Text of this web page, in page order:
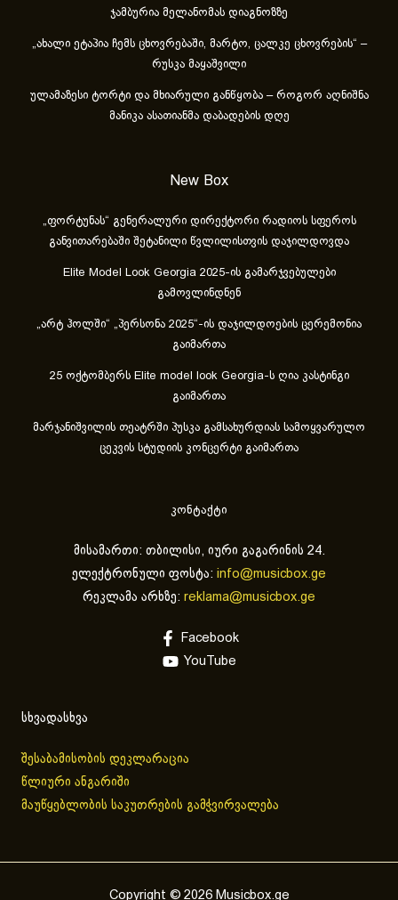
ჯამბურია მელანომას დიაგნოზზე
„ახა­ლი ეტა­პია ჩემს ცხოვ­რე­ბა­ში, მარ­ტო, ცალ­კე ცხოვ­რე­ბის“ –
რუსკა მაყაშვილი
ულამაზესი ტორტი და მხიარული განწყობა – როგორ აღნიშნა
მანიკა ასათიანმა დაბადების დღე
New Box
„ფორტუნას“ გენერალური დირექტორი რადიოს სფეროს
განვითარებაში შეტანილი წვლილისთვის დაჯილდოვდა
Elite Model Look Georgia 2025-ის გამარჯვებულები
გამოვლინდნენ
„არტ ჰოლში“ „პერსონა 2025“-ის დაჯილდოების ცერემონია
გაიმართა
25 ოქტომბერს Elite model look Georgia-ს ღია კასტინგი
გაიმართა
მარჯანიშვილის თეატრში პუსკა გამსახურდიას სამოყვარულო
ცეკვის სტუდიის კონცერტი გაიმართა
კონტაქტი
მისამართი: თბილისი, იური გაგარინის 24.
ელექტრონული ფოსტა: info@musicbox.ge
რეკლამა არხზე: reklama@musicbox.ge
Facebook
YouTube
სხვადასხვა
შესაბამისობის დეკლარაცია
წლიური ანგარიში
მაუწყებლობის საკუთრების გამჭვირვალება
Copyright © 2026 Musicbox.ge